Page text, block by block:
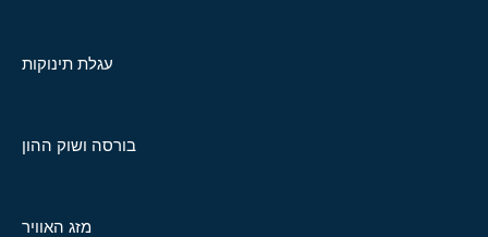
עגלת תינוקות
בורסה ושוק ההון
מזג האוויר